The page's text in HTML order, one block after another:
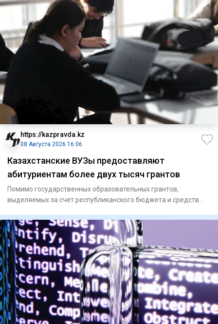
https://kazpravda.kz
08 Августа 2026 16:06
Казахстанские ВУЗы предоставляют
абитуриентам более двух тысяч грантов
Помимо государственных образовательных грантов,
выделяемых за счет республиканского бюджета и средств